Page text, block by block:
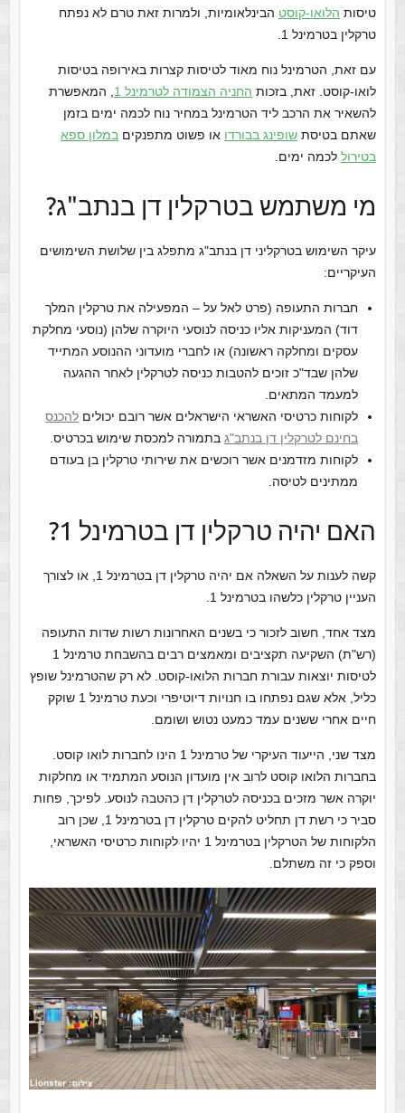
טיסות הלואו-קוסט הבינלאומיות, ולמרות זאת טרם לא נפתח
טרקלין בטרמינל 1.
עם זאת, הטרמינל נוח מאוד לטיסות קצרות באירופה בטיסות
לואו-קוסט. זאת, בזכות החניה הצמודה לטרמינל 1
, המאפשרת
להשאיר את הרכב ליד הטרמינל במחיר נוח לכמה ימים בזמן
שאתם בטיסת שופינג בבורדו או פשוט מתפנקים במלון ספא
בטירוללכמה ימים.
מי משתמש בטרקלין דן בנתב"ג?
עיקר השימוש בטרקליני דן בנתב"ג מתפלג בין שלושת השימושים
העיקריים:
חברות התעופה (פרט לאל על – המפעילה את טרקלין המלך
דוד) המעניקות אליו כניסה לנוסעי היוקרה שלהן (נוסעי מחלקת
עסקים ומחלקה ראשונה) או לחברי מועדוני ההנוסע המתייד
שלהן שבד"כ זוכים להטבות כניסה לטרקלין לאחר ההגעה
למעמד המתאים.
לקוחות כרטיסי האשראי הישראלים אשר רובם יכולים להכנס
בחינם לטרקלין דן בנתב"גבתמורה למכסת שימוש בכרטיס.
לקוחות מזדמנים אשר רוכשים את שירותי טרקלין בן בעודם
ממתינים לטיסה.
האם יהיה טרקלין דן בטרמינל 1?
קשה לענות על השאלה אם יהיה טרקלין דן בטרמינל 1, או לצורך
העניין טרקלין כלשהו בטרמינל 1.
מצד אחד, חשוב לזכור כי בשנים האחרונות רשות שדות התעופה
(רש"ת) השקיעה תקציבים ומאמצים רבים בהשבחת טרמינל 1
לטיסות יוצאות עבורת חברות הלואו-קוסט. לא רק שהטרמינל שופץ
כליל, אלא שגם נפתחו בו חנויות דיוטיפרי וכעת טרמינל 1 שוקק
חיים אחרי ששנים עמד כמעט נטוש ושומם.
מצד שני, הייעוד העיקרי של טרמינל 1 הינו לחברות לואו קוסט.
בחברות הלואו קוסט לרוב אין מועדון הנוסע המתמיד או מחלקות
יוקרה אשר מזכים בכניסה לטרקלין דן כהטבה לנוסע. לפיכך, פחות
סביר כי רשת דן תחליט להקים טרקלין דן בטרמינל 1, שכן רוב
הלקוחות של הטרקלין בטרמינל 1 יהיו לקוחות כרטיסי האשראי,
וספק כי זה משתלם.